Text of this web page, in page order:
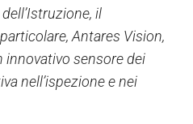
il
Antares Vision,
innovativo sensore dei
nell’ispezione e nei